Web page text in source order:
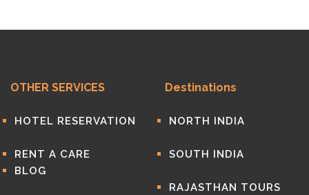
OTHER SERVICES
HOTEL RESERVATION
RENT A CARE
BLOG
Destinations
NORTH INDIA
SOUTH INDIA
RAJASTHAN TOURS